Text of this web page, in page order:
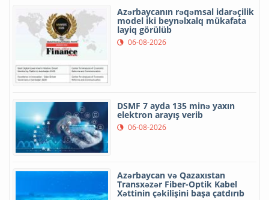
Azərbaycanın rəqəmsal idarəçilik
model iki beynəlxalq mükafata
layiq görülüb
06-08-2026
DSMF 7 ayda 135 minə yaxın
elektron arayış verib
06-08-2026
Azərbaycan və Qazaxıstan
Transxəzər Fiber-Optik Kabel
Xəttinin çəkilişini başa çatdırıb